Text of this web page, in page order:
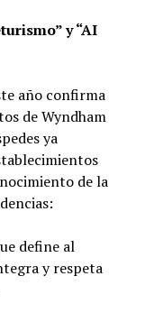
y “AI
año confirma
de Wyndham
ya
de la
define al
y respeta